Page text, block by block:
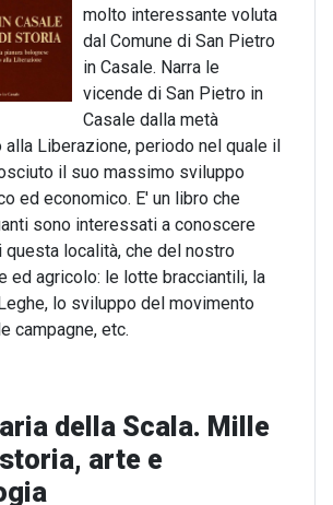
molto interessante voluta
dal Comune di San Pietro
in Casale. Narra le
vicende di San Pietro in
Casale dalla metà
Liberazione, periodo nel quale il
il suo massimo sviluppo
ed economico. E' un libro che
sono interessati a conoscere
questa località, che del nostro
ed agricolo: le lotte bracciantili, la
lo sviluppo del movimento
campagne, etc.
della Scala. Mille
arte e